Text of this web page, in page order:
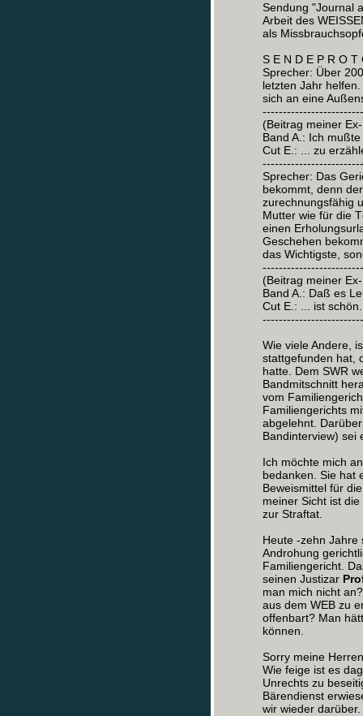
Sendung "Journal
Arbeit des
als
S E N D E P R O T
Sprecher: Über
letzten Jahr
sich an eine
(Beitrag meiner
Band A.: Ich mußte
Cut E.: ... zu
Sprecher: Das
bekommt, denn
zurechnungsfähig
Mutter wie für die
einen
Geschehen
das Wichtigste,
(Beitrag meiner
Band A.: Daß es
Cut E.: ... ist
Wie viele Andere,
stattgefunden hat,
hatte. Dem SWR
Bandmitschnitt
vom
Familiengerichts
abgelehnt.
Bandinterview) sei
Ich möchte mich
bedanken. Sie hat
Beweismittel für
meiner Sicht ist
zur Straftat.
Heute -zehn
Androhung
Familiengericht.
seinen Justizar
man mich nicht
aus dem WEB zu
offenbart? Man
können.
Sorry meine
Wie feige ist es
Unrechts zu
Bärendienst
wir wieder darüber.